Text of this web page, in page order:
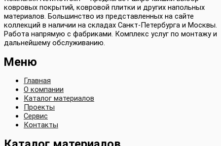
ковровых покрытий, ковровой плитки и других напольных
материалов. Большинство из представленных на сайте
коллекций в наличии на складах Санкт-Петербурга и Москвы.
Работа напрямую с фабриками. Комплекс услуг по монтажу и
дальнейшему обслуживанию.
Меню
Главная
О компании
Каталог материалов
Проекты
Сервис
Контакты